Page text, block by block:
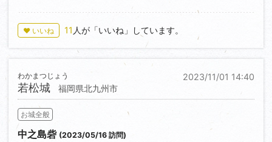
♥ いいね 11 人が「いいね」しています。
2023/11/01 14:40
若松城
わかまつじょう
福岡県北九州市
お城全般
中之島砦 (2023/05/16 訪問)